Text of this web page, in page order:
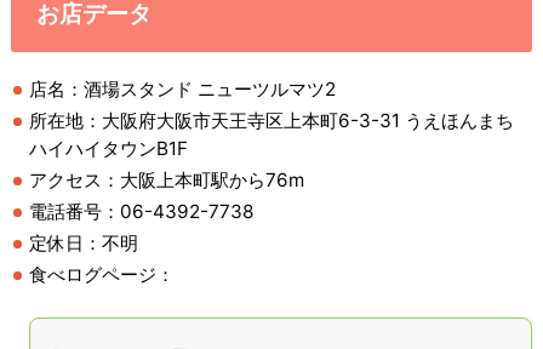
お店データ
店名：酒場スタンド ニューツルマツ2
所在地：大阪府大阪市天王寺区上本町6-3-31 うえほんまち
ハイハイタウンB1F
アクセス：大阪上本町駅から76m
電話番号：06-4392-7738
定休日：不明
食べログページ：